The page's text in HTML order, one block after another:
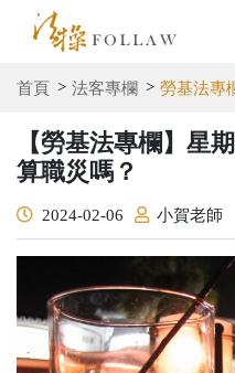
首頁 法客專欄 勞基法專
【勞基法專欄】星
算職災嗎？
2024-02-06 小賀老師